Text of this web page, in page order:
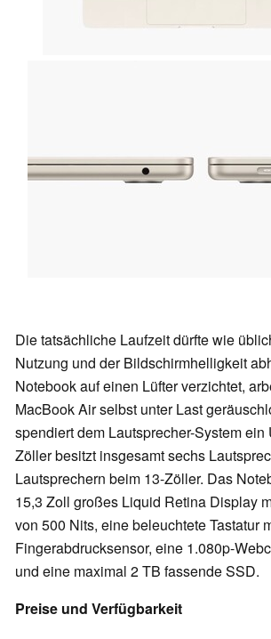
Die tatsächliche Laufzeit dürfte wie
Nutzung und der Bildschirmhelligkeit
Notebook auf einen Lüfter verzichtet,
MacBook Air selbst unter Last
spendiert dem Lautsprecher-System ein
Zöller besitzt insgesamt sechs
Lautsprechern beim 13-Zöller. Das
15,3 Zoll großes Liquid Retina Display
von 500 Nits, eine beleuchtete Tastatur
Fingerabdrucksensor, eine 1.080p-
und eine maximal 2 TB fassende SSD.
Preise und Verfügbarkeit